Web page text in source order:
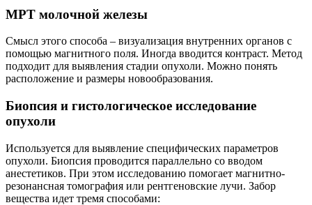
МРТ молочной железы
Смысл этого способа – визуализация внутренних органов с
помощью магнитного поля. Иногда вводится контраст. Метод
подходит для выявления стадии опухоли. Можно понять
расположение и размеры новообразования.
Биопсия и гистологическое исследование
опухоли
Используется для выявление специфических параметров
опухоли. Биопсия проводится параллельно со вводом
анестетиков. При этом исследованию помогает магнитно-
резонансная томография или рентгеновские лучи. Забор
вещества идет тремя способами: